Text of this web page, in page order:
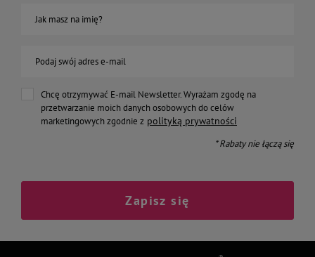
Jak masz na imię?
Podaj swój adres e-mail
Chcę otrzymywać E-mail Newsletter. Wyrażam zgodę na
przetwarzanie moich danych osobowych do celów
marketingowych zgodnie z polityką prywatności
* Rabaty nie łączą się
Zapisz się